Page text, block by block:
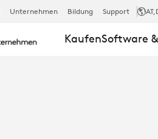
Unternehmen Bildung Support AT
KaufenSoftware